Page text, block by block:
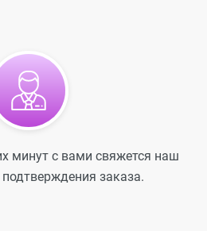
минут с вами свяжется наш
заказа.